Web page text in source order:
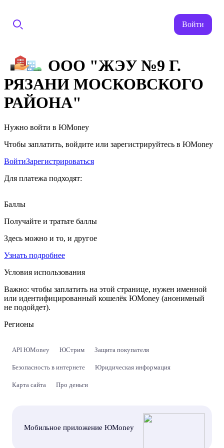
Войти
ООО "ЖЭУ №9 Г.
РЯЗАНИ МОСКОВСКОГО
РАЙОНА"
Нужно войти в ЮMoney
Чтобы заплатить, войдите или зарегистрируйтесь в ЮMoney
ВойтиЗарегистрироваться
Для платежа подходят:
Баллы
Получайте и тратьте баллы
Здесь можно и то, и другое
Узнать подробнее
Условия использования
Важно: чтобы заплатить на этой странице, нужен именной
или идентифицированный кошелёк ЮMoney (анонимный
не подойдет).
Регионы
API ЮMoney ЮСтрим Защита покупателя
Безопасность в интернете Юридическая информация
Карта сайта Про деньги
Мобильное приложение ЮMoney